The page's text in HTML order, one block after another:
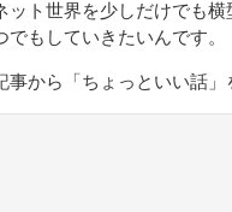
ト世界を少しだけでも
もしていきたいんです。
から「ちょっといい話」